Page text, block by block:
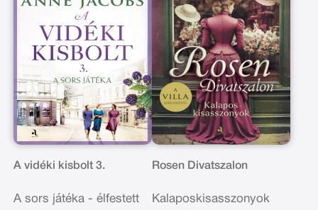
A vidéki kisbolt 3.
A sors játéka - élfestett
Rosen Divatszalon
Kalaposkisasszonyok